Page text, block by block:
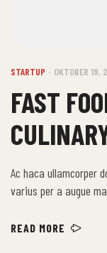
STARTUP OKTOBER 19,
FAST
Ac haca ullamcorper
varius per a augue
himenaeos nunc
READ MORE